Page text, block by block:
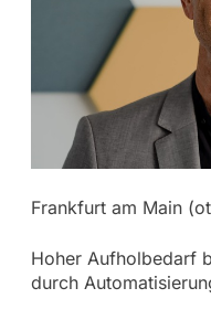
Frankfurt am Main
Hoher Aufholbedarf
durch